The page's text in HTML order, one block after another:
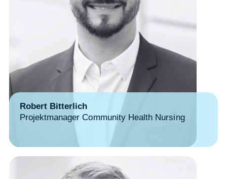
Robert Bitterlich
Projektmanager Community Health Nursing